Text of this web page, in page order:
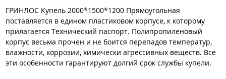
ГРИНЛОС Купель 2000*1500*1200 Прямоугольная
поставляется в едином пластиковом корпусе, к которому
прилагается Технический паспорт. Полипропиленовый
корпус весьма прочен и не боится перепадов температур,
влажности, коррозии, химически агрессивных веществ. Все
эти особенности гарантируют долгий срок службы купели.